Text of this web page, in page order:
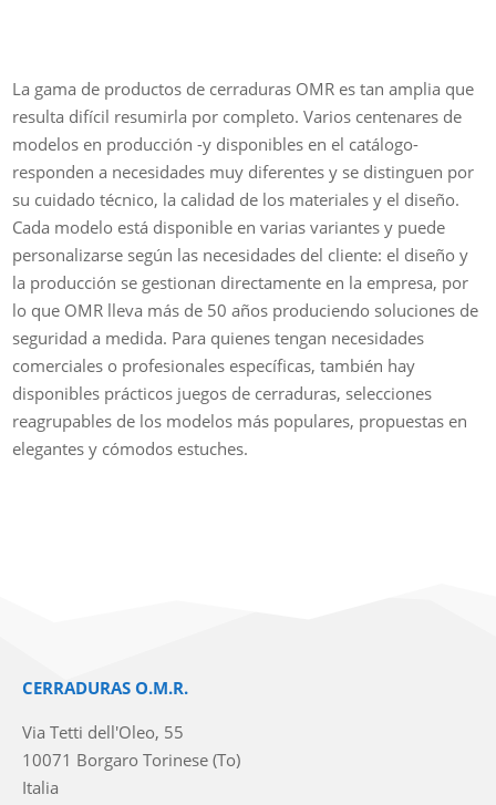
La gama de productos de cerraduras OMR es tan amplia que
resulta difícil resumirla por completo. Varios centenares de
modelos en producción -y disponibles en el catálogo-
responden a necesidades muy diferentes y se distinguen por
su cuidado técnico, la calidad de los materiales y el diseño.
Cada modelo está disponible en varias variantes y puede
personalizarse según las necesidades del cliente: el diseño y
la producción se gestionan directamente en la empresa, por
lo que OMR lleva más de 50 años produciendo soluciones de
seguridad a medida. Para quienes tengan necesidades
comerciales o profesionales específicas, también hay
disponibles prácticos juegos de cerraduras, selecciones
reagrupables de los modelos más populares, propuestas en
elegantes y cómodos estuches.
CERRADURAS O.M.R.
Via Tetti dell'Oleo, 55
10071 Borgaro Torinese (To)
Italia